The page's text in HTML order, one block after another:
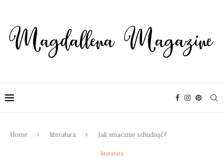
Home literatura Jak smacznie schudnąć?
literatura